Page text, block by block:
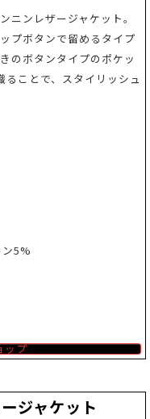
ニンレザージャケット。
プボタンで留めるタイプ
のボタンタイプのポケッ
ることで、スタイリッシュ
5%
ップ
ジャケット